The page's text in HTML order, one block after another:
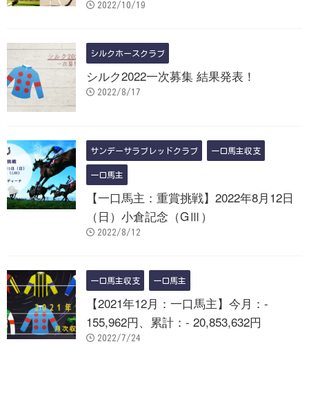
2022/10/19
シルクホースクラブ
シルク2022一次募集 結果発表！
2022/8/17
サンデーサラブレッドクラブ 一口馬主収支
一口馬主
【一口馬主：重賞挑戦】2022年8月12日
（日）小倉記念（GⅢ）
2022/8/12
一口馬主収支 一口馬主
【2021年12月：一口馬主】今月：-
155,962円、累計：- 20,853,632円
2022/7/24